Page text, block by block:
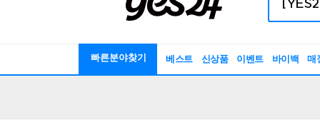
빠른분야찾기 베스트 신상품 이벤트 바이백 매